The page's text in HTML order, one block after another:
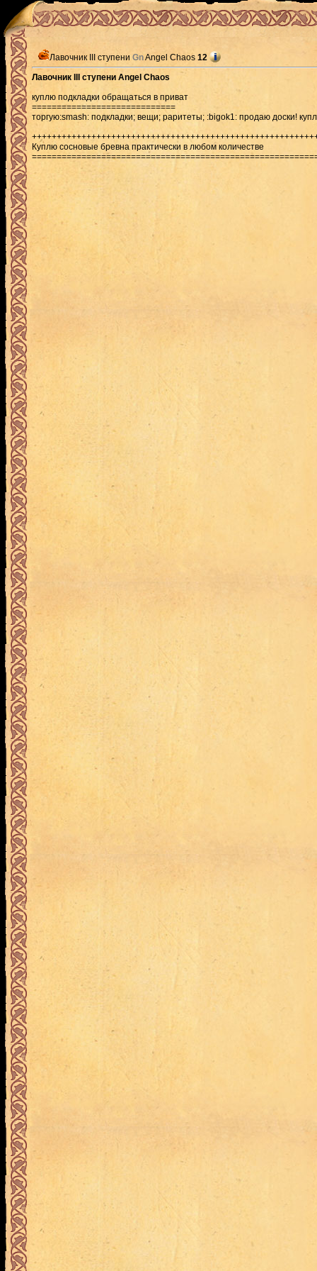
Лавочник III ступени GnAngel Chaos 12
Лавочник III ступени Angel Chaos
куплю подкладки обращаться в приват
=============================
торгую:smash: подкладки; вещи; раритеты; :bigok1: продаю доски!
Куплю сосновые бревна практически в любом количестве